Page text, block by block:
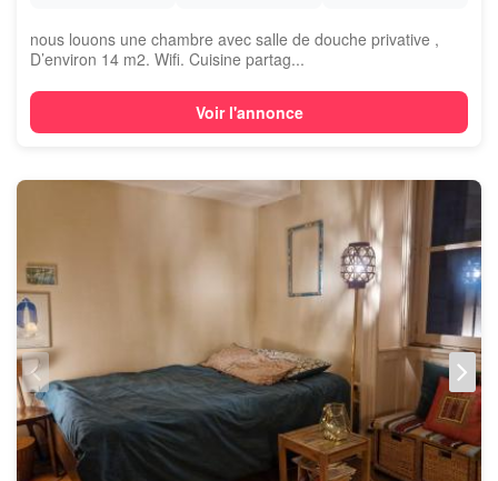
nous louons une chambre avec salle de douche privative ,
D’environ 14 m2. Wifi. Cuisine partag...
Voir l'annonce